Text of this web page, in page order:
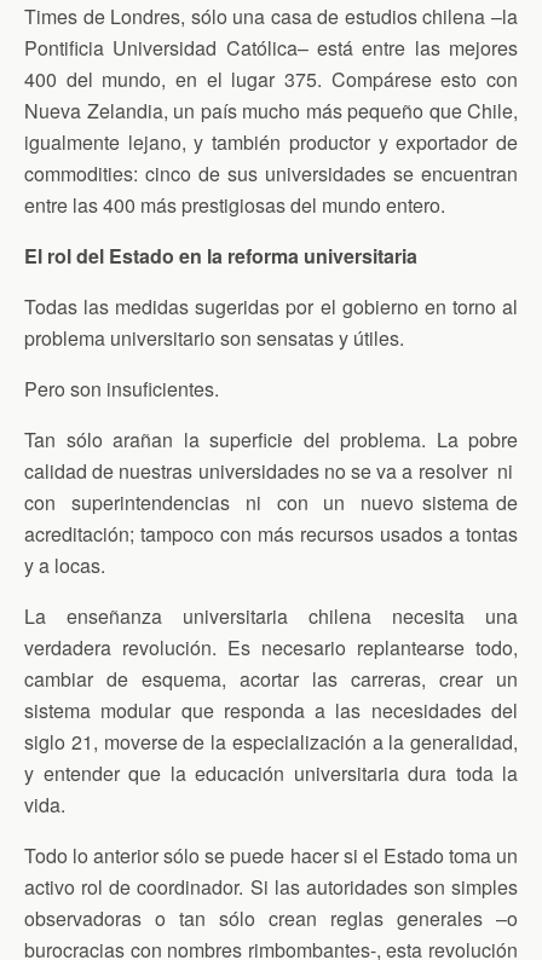
Times de Londres, sólo una casa de estudios chilena –la
Pontificia Universidad Católica– está entre las mejores
400 del mundo, en el lugar 375. Compárese esto con
Nueva Zelandia, un país mucho más pequeño que Chile,
igualmente lejano, y también productor y exportador de
commodities: cinco de sus universidades se encuentran
entre las 400 más prestigiosas del mundo entero.
El rol del Estado en la reforma universitaria
Todas las medidas sugeridas por el gobierno en torno al
problema universitario son sensatas y útiles.
Pero son insuficientes.
Tan sólo arañan la superficie del problema. La pobre
calidad de nuestras universidades no se va a resolver ni
con superintendencias ni con un nuevo sistema de
acreditación; tampoco con más recursos usados a tontas
y a locas.
La enseñanza universitaria chilena necesita una
verdadera revolución. Es necesario replantearse todo,
cambiar de esquema, acortar las carreras, crear un
sistema modular que responda a las necesidades del
siglo 21, moverse de la especialización a la generalidad,
y entender que la educación universitaria dura toda la
vida.
Todo lo anterior sólo se puede hacer si el Estado toma un
activo rol de coordinador. Si las autoridades son simples
observadoras o tan sólo crean reglas generales –o
burocracias con nombres rimbombantes-, esta revolución